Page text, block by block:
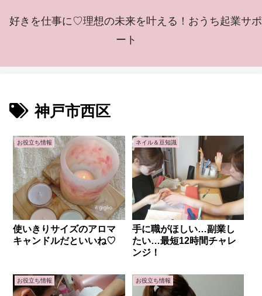
好きを仕事に♡理想の未来を叶える！おうち起業サポ
ート
神戸市西区
お役立ち情報
使いきりサイズのアロマ
キャンドルだといいね♡
ネイル＆豆知識
手に職がほしい…副業し
たい…最短12時間チャレ
ンジ！
お役立ち情報 お役立ち情報